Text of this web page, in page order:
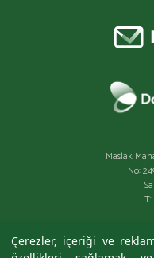
Çerezler, içeriği ve
Maslak
No: